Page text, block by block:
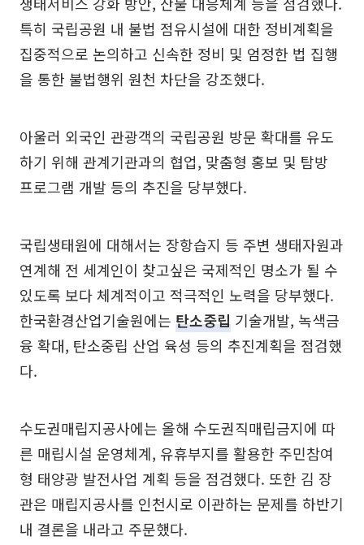
특히 국립공원 내 불법 점유시설에 대한 정비계획을
집중적으로 논의하고 신속한 정비 및 엄정한 법 집행
을 통한 불법행위 원천 차단을 강조했다.
아울러 외국인 관광객의 국립공원 방문 확대를 유도
하기 위해 관계기관과의 협업, 맞춤형 홍보 및 탐방
프로그램 개발 등의 추진을 당부했다.
국립생태원에 대해서는 장항습지 등 주변 생태자원과
연계해 전 세계인이 찾고싶은 국제적인 명소가 될 수
있도록 보다 체계적이고 적극적인 노력을 당부했다.
한국환경산업기술원에는 탄소중립 기술개발, 녹색금
융 확대, 탄소중립 산업 육성 등의 추진계획을 점검했
다.
수도권매립지공사에는 올해 수도권직매립금지에 따
른 매립시설 운영체계, 유휴부지를 활용한 주민참여
형 태양광 발전사업 계획 등을 점검했다. 또한 김 장
관은 매립지공사를 인천시로 이관하는 문제를 하반기
내 결론을 내라고 주문했다.